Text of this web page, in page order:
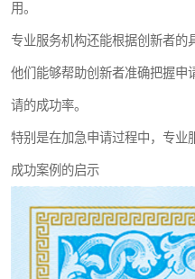
用。
专业服务机构还能根据创新者的
他们能够帮助创新者准确把握申
请的成功率。
特别是在加急申请过程中，专业
成功案例的启示